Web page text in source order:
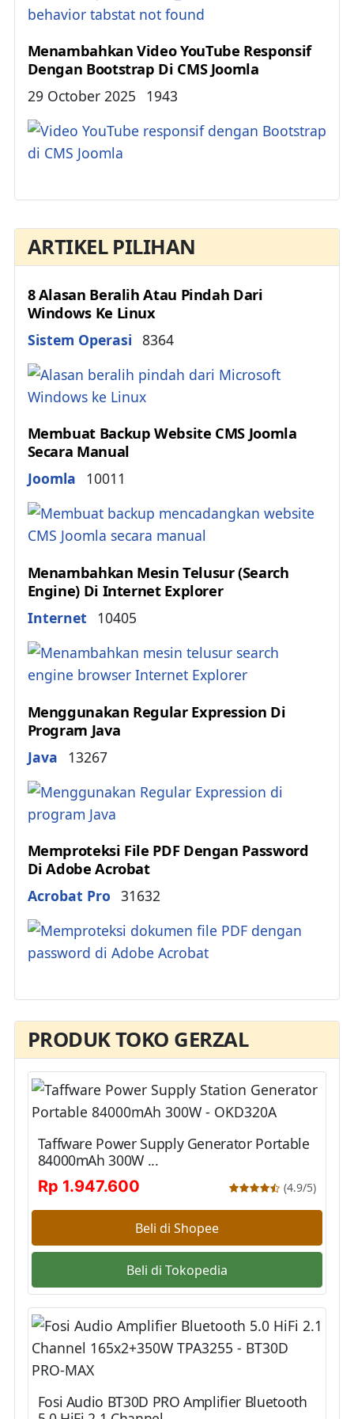
ARTIKEL PILIHAN
8 Alasan Beralih Atau Pindah Dari
Windows Ke Linux
Details
Sistem Operasi 8364
Membuat Backup Website CMS Joomla
Secara Manual
Details
Joomla 10011
Menambahkan Mesin Telusur (Search
Engine) Di Internet Explorer
Details
Internet 10405
Menggunakan Regular Expression Di
Program Java
Details
Java 13267
Memproteksi File PDF Dengan Password
Di Adobe Acrobat
Details
Acrobat Pro 31632
Menambahkan Video YouTube Responsif
Dengan Bootstrap Di CMS Joomla
Details
29 October 2025 1943
PRODUK TOKO GERZAL
Taffware Power Supply Generator Portable
84000mAh 300W ...
Rp 1.947.600
(4.9/5)
Beli di Shopee
Beli di Tokopedia
Fosi Audio BT30D PRO Amplifier Bluetooth